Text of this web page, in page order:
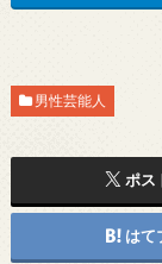
男性芸能人
ポス
はて